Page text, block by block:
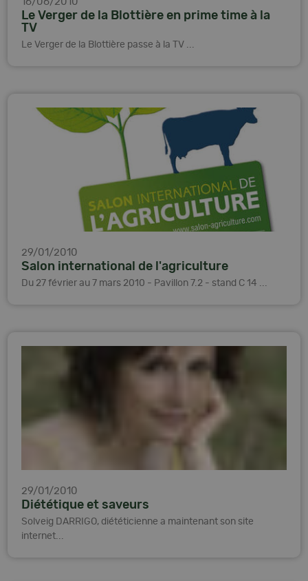
Le Verger de la Blottière en prime time à la
TV
Le Verger de la Blottière passe à la TV ...
29/01/2010
Salon international de l'agriculture
Du 27 février au 7 mars 2010 - Pavillon 7.2 - stand C 14 ...
29/01/2010
Diététique et saveurs
Solveig DARRIGO, diététicienne a maintenant son site
internet...